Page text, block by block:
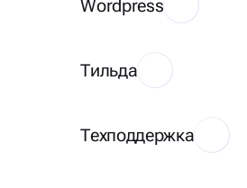
Wordpress
Тильда
Техподдержка